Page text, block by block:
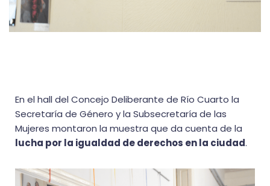
En el hall del Concejo Deliberante de Río Cuarto la
Secretaría de Género y la Subsecretaría de las
Mujeres montaron la muestra que da cuenta de la
lucha por la igualdad de derechos en la ciudad.